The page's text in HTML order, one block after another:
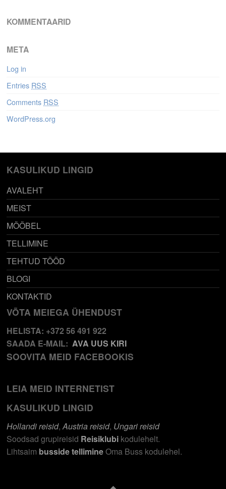
KOMMENTAARID
META
Log in
Entries RSS
Comments RSS
WordPress.org
KASULIKUD LINGID
AVALEHT
MEIST
MÖÖBEL
TELLIMINE
TEHTUD TÖÖD
BLOGI
KONTAKTID
VÕTA MEIEGA ÜHENDUST
HELISTA: +372 56 491 922
SAADA E-MAIL:AVA UUS KIRI
SOOVITA MEID FACEBOOKIS
LEIA MEID INTERNETIST
KASULIKUD LINGID
Hollandi reisid,Austria reisid, Ungari reisid
Soodsad grupireisid Reisiklubi kodulehelt.
Lihtsaim busside tellimineOma Buss kodulehel.